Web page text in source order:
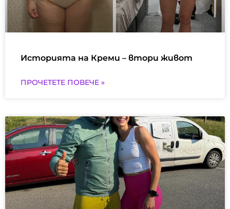
Историята на Креми – втори живот
ПРОЧЕТЕТЕ ПОВЕЧЕ »